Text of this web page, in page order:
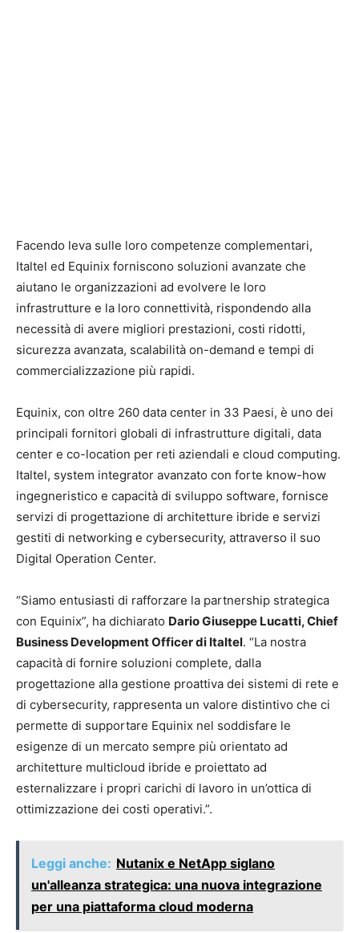
Facendo leva sulle loro competenze complementari,
Italtel ed Equinix forniscono soluzioni avanzate che
aiutano le organizzazioni ad evolvere le loro
infrastrutture e la loro connettività, rispondendo alla
necessità di avere migliori prestazioni, costi ridotti,
sicurezza avanzata, scalabilità on-demand e tempi di
commercializzazione più rapidi.
Equinix, con oltre 260 data center in 33 Paesi, è uno dei
principali fornitori globali di infrastrutture digitali, data
center e co-location per reti aziendali e cloud computing.
Italtel, system integrator avanzato con forte know-how
ingegneristico e capacità di sviluppo software, fornisce
servizi di progettazione di architetture ibride e servizi
gestiti di networking e cybersecurity, attraverso il suo
Digital Operation Center.
“Siamo entusiasti di rafforzare la partnership strategica
con Equinix”, ha dichiarato Dario Giuseppe Lucatti, Chief
Business Development Officer di Italtel. “La nostra
capacità di fornire soluzioni complete, dalla
progettazione alla gestione proattiva dei sistemi di rete e
di cybersecurity, rappresenta un valore distintivo che ci
permette di supportare Equinix nel soddisfare le
esigenze di un mercato sempre più orientato ad
architetture multicloud ibride e proiettato ad
esternalizzare i propri carichi di lavoro in un’ottica di
ottimizzazione dei costi operativi.”.
Leggi anche: Nutanix e NetApp siglano
un'alleanza strategica: una nuova integrazione
per una piattaforma cloud moderna